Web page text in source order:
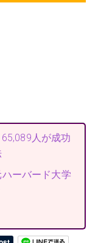
人が成功
ハーバード大学